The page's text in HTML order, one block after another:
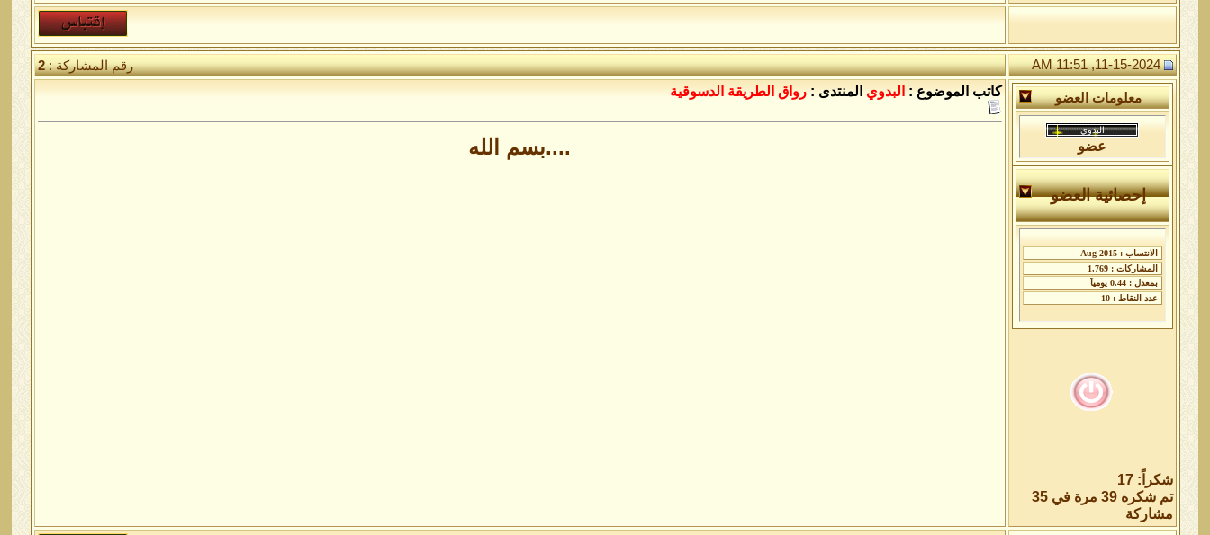
11-15-2024, 11:51 AM رقم المشاركة :2
معلومات العضو
عضو
إحصائية العضو
شكراً: 17
تم شكره 39 مرة في 35
مشاركة
كاتب الموضوع : البدوي المنتدى : رواق الطريقة الدسوقية
....بسم الله